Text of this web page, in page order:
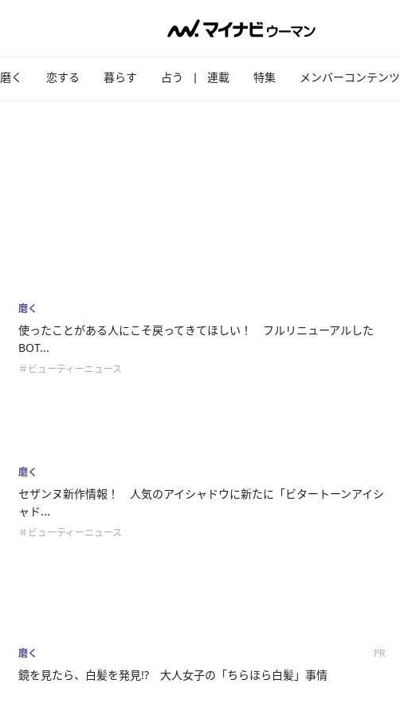
磨く 恋する 暮らす 占う 連載 特集 メンバーコンテンツ
磨く
使ったことがある人にこそ戻ってきてほしい！ フルリニューアルした
BOT...
＃ビューティーニュース
磨く
セザンヌ新作情報！ 人気のアイシャドウに新たに「ビタートーンアイシ
ャド...
＃ビューティーニュース
磨く PR
鏡を見たら、白髪を発見!? 大人女子の「ちらほら白髪」事情